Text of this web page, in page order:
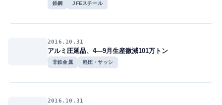
鉄鋼 JFEスチール
2016.10.31
アルミ圧延品、4―9月生産微減101万トン
非鉄金属 軽圧・サッシ
2016.10.31